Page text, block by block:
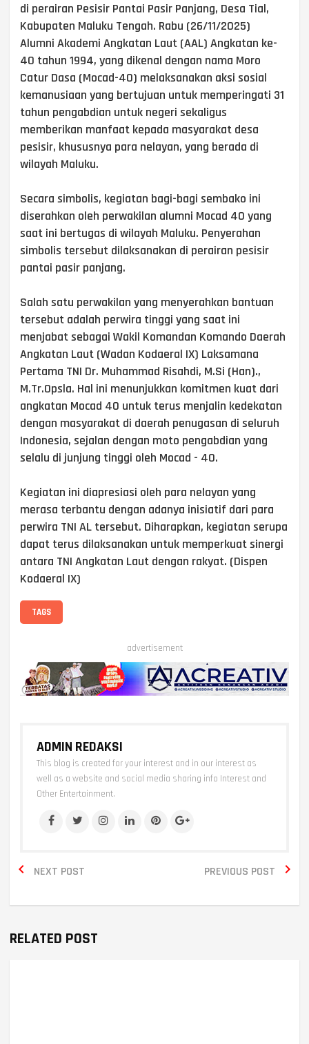
di perairan Pesisir Pantai Pasir Panjang, Desa Tial,
Kabupaten Maluku Tengah. Rabu (26/11/2025)
Alumni Akademi Angkatan Laut (AAL) Angkatan ke-
40 tahun 1994, yang dikenal dengan nama Moro
Catur Dasa (Mocad-40) melaksanakan aksi sosial
kemanusiaan yang bertujuan untuk memperingati 31
tahun pengabdian untuk negeri sekaligus
memberikan manfaat kepada masyarakat desa
pesisir, khususnya para nelayan, yang berada di
wilayah Maluku.
Secara simbolis, kegiatan bagi-bagi sembako ini
diserahkan oleh perwakilan alumni Mocad 40 yang
saat ini bertugas di wilayah Maluku. Penyerahan
simbolis tersebut dilaksanakan di perairan pesisir
pantai pasir panjang.
Salah satu perwakilan yang menyerahkan bantuan
tersebut adalah perwira tinggi yang saat ini
menjabat sebagai Wakil Komandan Komando Daerah
Angkatan Laut (Wadan Kodaeral IX) Laksamana
Pertama TNI Dr. Muhammad Risahdi, M.Si (Han).,
M.Tr.Opsla. Hal ini menunjukkan komitmen kuat dari
angkatan Mocad 40 untuk terus menjalin kedekatan
dengan masyarakat di daerah penugasan di seluruh
Indonesia, sejalan dengan moto pengabdian yang
selalu di junjung tinggi oleh Mocad - 40.
Kegiatan ini diapresiasi oleh para nelayan yang
merasa terbantu dengan adanya inisiatif dari para
perwira TNI AL tersebut. Diharapkan, kegiatan serupa
dapat terus dilaksanakan untuk memperkuat sinergi
antara TNI Angkatan Laut dengan rakyat. (Dispen
Kodaeral IX)
TAGS
advertisement
ADMIN REDAKSI
This blog is created for your interest and in our interest as
well as a website and social media sharing info Interest and
Other Entertainment.
NEXT POST
 PREVIOUS POST 
RELATED POST